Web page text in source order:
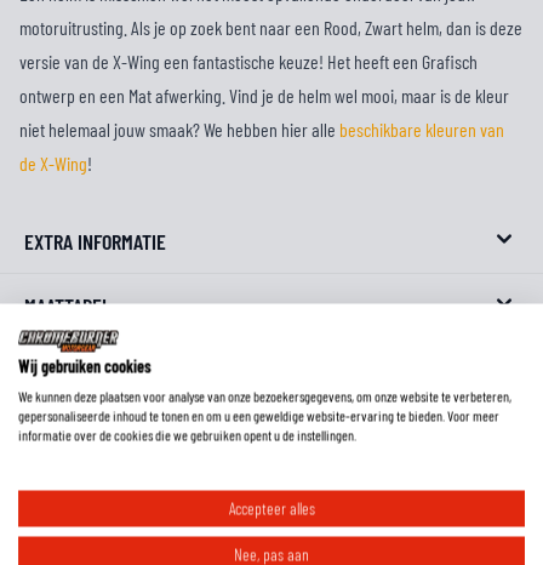
motoruitrusting. Als je op zoek bent naar een Rood, Zwart helm, dan is deze
versie van de X-Wing een fantastische keuze! Het heeft een Grafisch
ontwerp en een Mat afwerking. Vind je de helm wel mooi, maar is de kleur
niet helemaal jouw smaak? We hebben hier alle beschikbare kleuren van
de X-Wing!
EXTRA INFORMATIE
MAATTABEL
REVIEWS
FAQ
Hoe meet ik mijn helmmaat?
Wij gebruiken cookies
We kunnen deze plaatsen voor analyse van onze bezoekersgegevens, om onze website te verbeteren,
gepersonaliseerde inhoud te tonen en om u een geweldige website-ervaring te bieden. Voor meer
informatie over de cookies die we gebruiken opent u de instellingen.
Accepteer alles
Nee, pas aan